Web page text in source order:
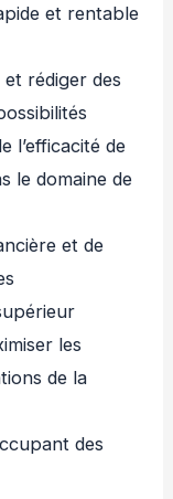
et rentable
rédiger des
l’efficacité de
le domaine de
et de
les
de la
des